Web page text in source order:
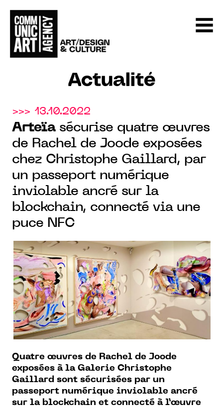
Actualité
>>> 13.10.2022
Arteïasécurise quatre œuvres
de Rachel de Joode exposées
chez Christophe Gaillard, par
un passeport numérique
inviolable ancré sur la
blockchain, connecté via une
puce NFC
Quatre œuvres de Rachel de Joode
exposées à la Galerie Christophe
Gaillard sont sécurisées par un
passeport numérique inviolable ancré
sur la blockchain et connecté à l’œuvre